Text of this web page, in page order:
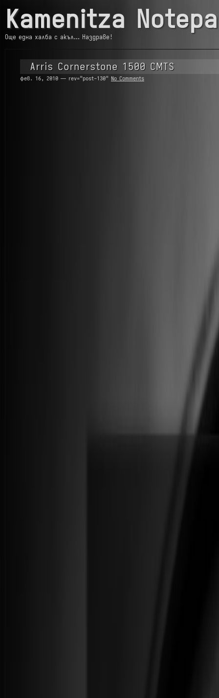
Kamenitza
Още една халба с акъл… Наздраве!
Arris Cornerstone 1500 CMTS
фев. 16, 2010 — rev="post-130" No Comments